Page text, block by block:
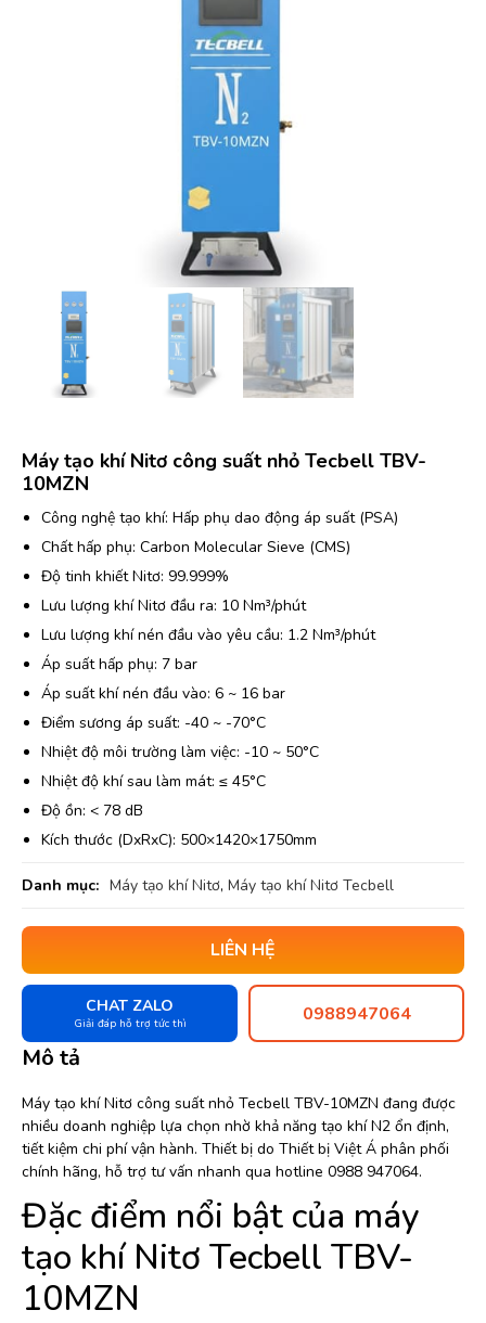
Máy tạo khí Nitơ công suất nhỏ Tecbell TBV-
10MZN
Công nghệ tạo khí: Hấp phụ dao động áp suất (PSA)
Chất hấp phụ: Carbon Molecular Sieve (CMS)
Độ tinh khiết Nitơ: 99.999%
Lưu lượng khí Nitơ đầu ra: 10 Nm³/phút
Lưu lượng khí nén đầu vào yêu cầu: 1.2 Nm³/phút
Áp suất hấp phụ: 7 bar
Áp suất khí nén đầu vào: 6 ~ 16 bar
Điểm sương áp suất: -40 ~ -70°C
Nhiệt độ môi trường làm việc: -10 ~ 50°C
Nhiệt độ khí sau làm mát: ≤ 45°C
Độ ồn: < 78 dB
Kích thước (DxRxC): 500×1420×1750mm
Danh mục: Máy tạo khí Nitơ, Máy tạo khí Nitơ Tecbell
LIÊN HỆ
CHAT ZALO
Giải đáp hỗ trợ tức thì 0988947064
Mô tả
Máy tạo khí Nitơ công suất nhỏ Tecbell TBV-10MZN đang được
nhiều doanh nghiệp lựa chọn nhờ khả năng tạo khí N2 ổn định,
tiết kiệm chi phí vận hành. Thiết bị do Thiết bị Việt Á phân phối
chính hãng, hỗ trợ tư vấn nhanh qua hotline 0988 947064.
Đặc điểm nổi bật của máy
tạo khí Nitơ Tecbell TBV-
10MZN